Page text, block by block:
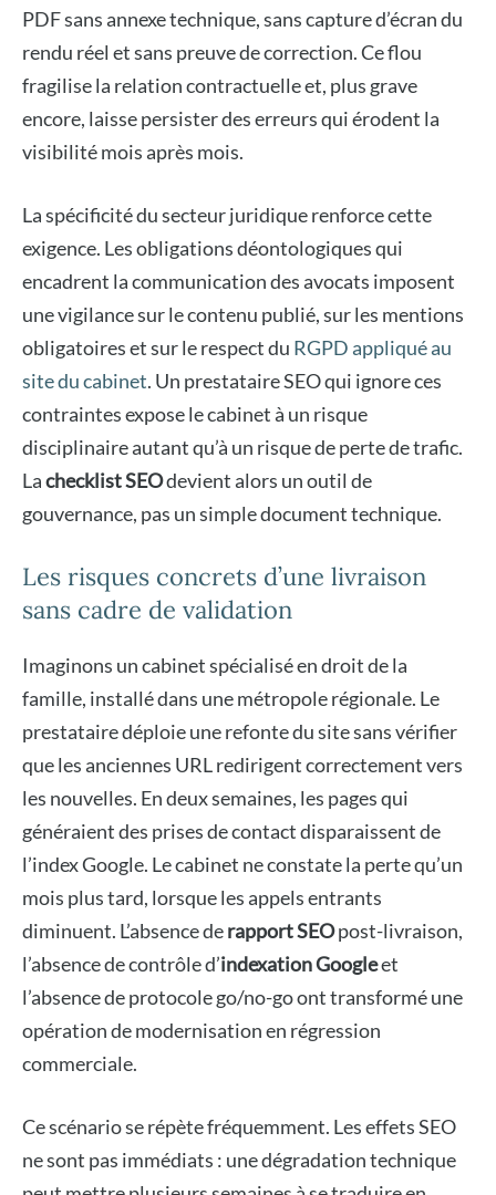
PDF sans annexe technique, sans capture d’écran du
rendu réel et sans preuve de correction. Ce flou
fragilise la relation contractuelle et, plus grave
encore, laisse persister des erreurs qui érodent la
visibilité mois après mois.
La spécificité du secteur juridique renforce cette
exigence. Les obligations déontologiques qui
encadrent la communication des avocats imposent
une vigilance sur le contenu publié, sur les mentions
obligatoires et sur le respect du RGPD appliqué au
site du cabinet. Un prestataire SEO qui ignore ces
contraintes expose le cabinet à un risque
disciplinaire autant qu’à un risque de perte de trafic.
Lachecklist SEOdevient alors un outil de
gouvernance, pas un simple document technique.
Les risques concrets d’une livraison
sans cadre de validation
Imaginons un cabinet spécialisé en droit de la
famille, installé dans une métropole régionale. Le
prestataire déploie une refonte du site sans vérifier
que les anciennes URL redirigent correctement vers
les nouvelles. En deux semaines, les pages qui
généraient des prises de contact disparaissent de
l’index Google. Le cabinet ne constate la perte qu’un
mois plus tard, lorsque les appels entrants
diminuent. L’absence derapport SEOpost-livraison,
l’absence de contrôle d’indexation Googleet
l’absence de protocole go/no-go ont transformé une
opération de modernisation en régression
commerciale.
Ce scénario se répète fréquemment. Les effets SEO
ne sont pas immédiats : une dégradation technique